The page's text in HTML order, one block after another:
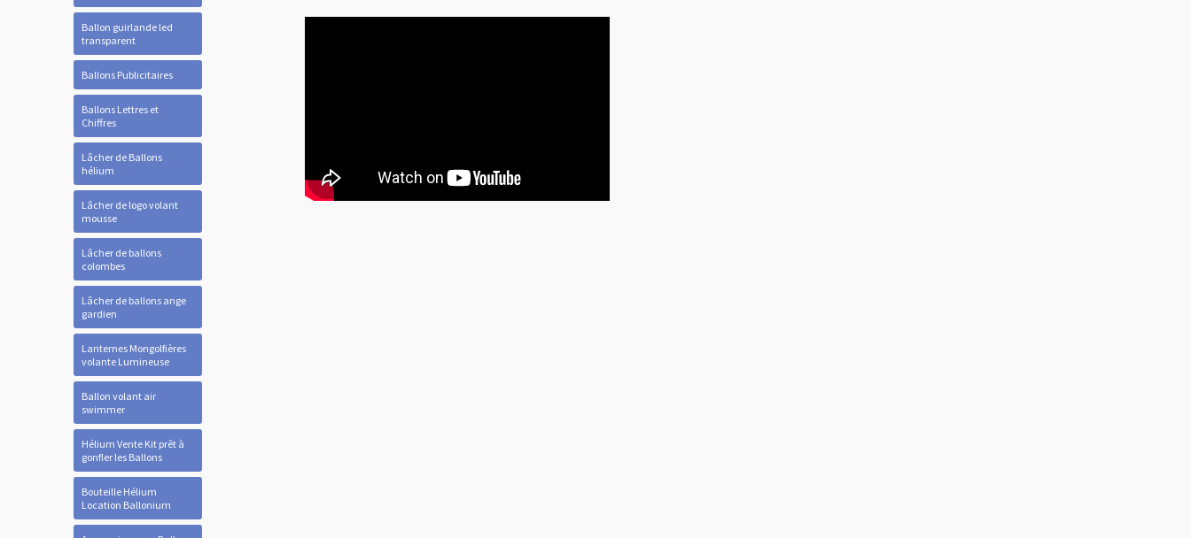
Ballon guirlande led
transparent
Ballons Publicitaires
Ballons Lettres et
Chiffres
Lâcher de Ballons
hélium
Lâcher de logo volant
mousse
Lâcher de ballons
colombes
Lâcher de ballons ange
gardien
Lanternes Mongolfières
volante Lumineuse
Ballon volant air
swimmer
Hélium Vente Kit prêt à
gonfler les Ballons
Bouteille Hélium
Location Ballonium